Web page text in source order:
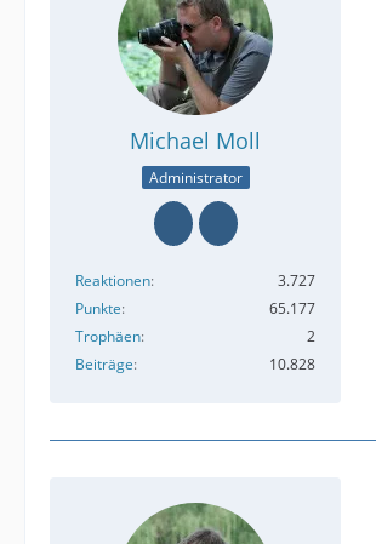
Michael Moll
Administrator
Reaktionen
3.727
Punkte
65.177
Trophäen
2
Beiträge
10.828